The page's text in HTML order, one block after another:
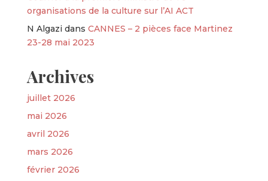
organisations de la culture sur l’AI ACT
N Algazi dans CANNES – 2 pièces face Martinez
23-28 mai 2023
Archives
juillet 2026
mai 2026
avril 2026
mars 2026
février 2026